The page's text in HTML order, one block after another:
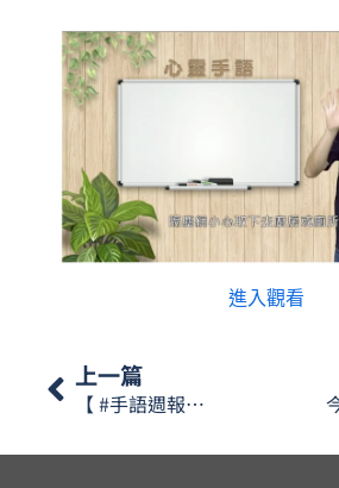
進入觀看
上一篇
【 #手語週報】2024年9月第四期 🎬